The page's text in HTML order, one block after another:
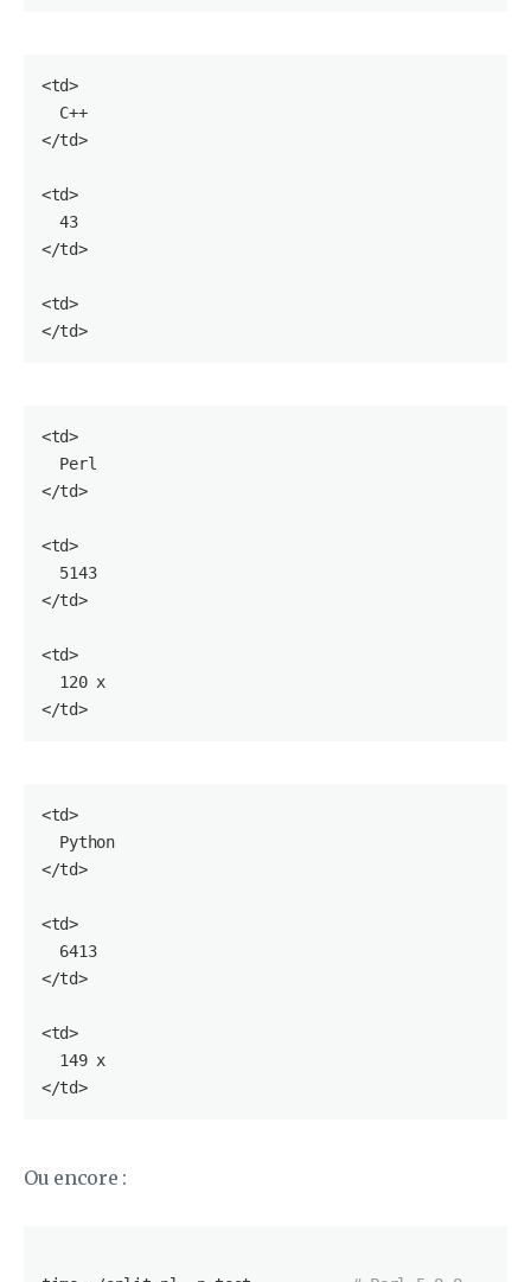
<td>
  C++
</td>
<td>
43
</td>
<td>
</td >
<td>
  Perl
</td>
<td>
5143
</td>
<td>
120 x
</td >
<td>
  Python
</td>
<td>
6413
</td>
<td>
149 x
</td >
Ou encore :